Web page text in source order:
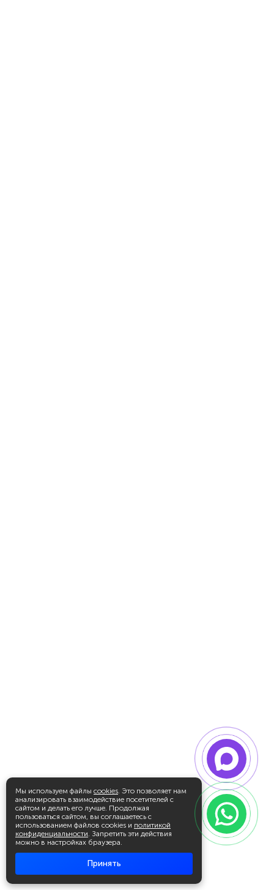
Мы используем файлы cookies. Это позволяет нам
анализировать взаимодействие посетителей с
сайтом и делать его лучше. Продолжая
пользоваться сайтом, вы соглашаетесь с
использованием файлов cookies и политикой
конфиденциальности. Запретить эти действия
можно в настройках браузера.
Принять